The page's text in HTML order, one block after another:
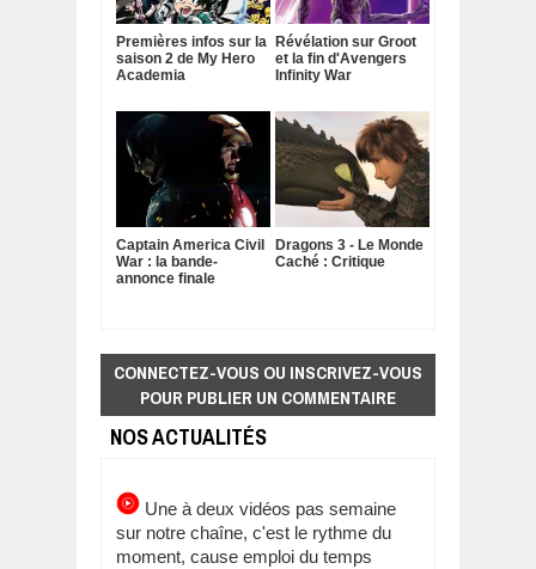
Premières infos sur la
saison 2 de My Hero
Academia
Révélation sur Groot
et la fin d'Avengers
Infinity War
Captain America Civil
War : la bande-
annonce finale
Dragons 3 - Le Monde
Caché : Critique
CONNECTEZ-VOUS OU INSCRIVEZ-VOUS
POUR PUBLIER UN COMMENTAIRE
NOS ACTUALITÉS
Une à deux vidéos pas semaine
sur notre chaîne, c'est le rythme du
moment, cause emploi du temps